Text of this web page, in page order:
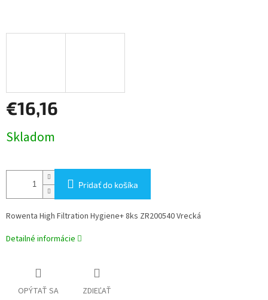
€16,16
cena:
Skladom
Pridať do košíka
Rowenta High Filtration Hygiene+ 8ks ZR200540 Vrecká
Detailné informácie
OPÝTAŤ SA ZDIEĽAŤ